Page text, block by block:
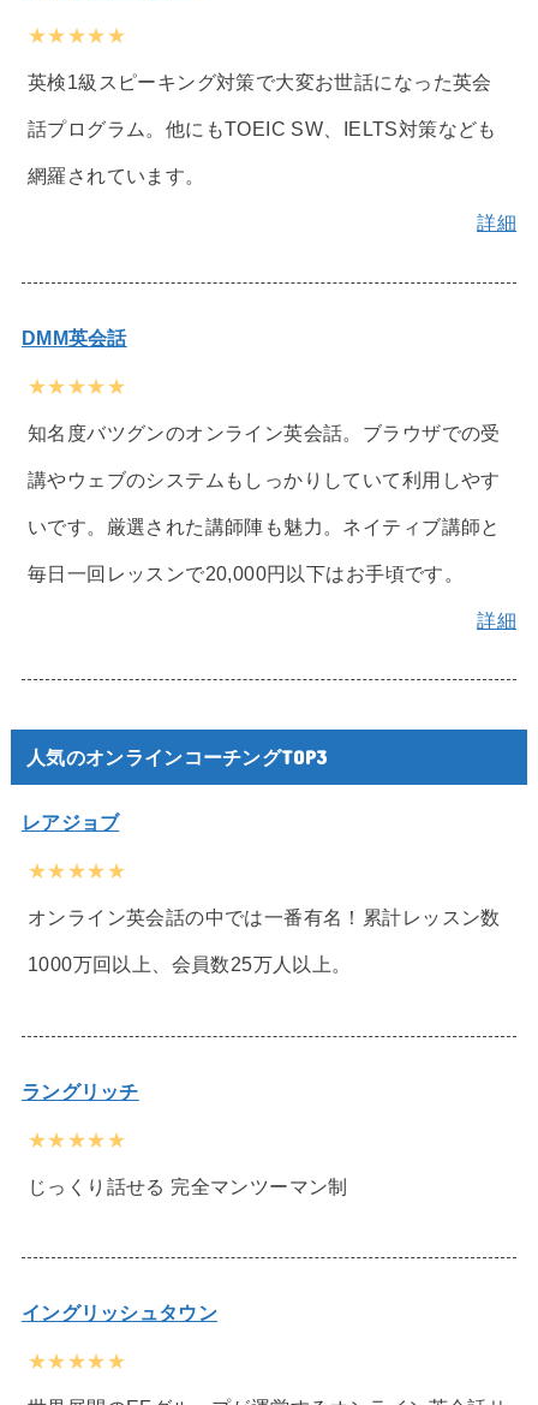
★★★★★
英検1級スピーキング対策で大変お世話になった英会
話プログラム。他にもTOEIC SW、IELTS対策なども
網羅されています。
詳細
DMM英会話
★★★★★
知名度バツグンのオンライン英会話。ブラウザでの受
講やウェブのシステムもしっかりしていて利用しやす
いです。厳選された講師陣も魅力。ネイティブ講師と
毎日一回レッスンで20,000円以下はお手頃です。
詳細
人気のオンラインコーチングTOP3
レアジョブ
★★★★★
オンライン英会話の中では一番有名！累計レッスン数
1000万回以上、会員数25万人以上。
ラングリッチ
★★★★★
じっくり話せる 完全マンツーマン制
イングリッシュタウン
★★★★★